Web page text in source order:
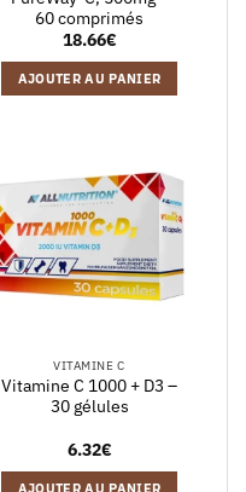
60 comprimés
18.66€
AJOUTER AU PANIER
VITAMINE C
Vitamine C 1000 + D3 –
30 gélules
6.32€
AJOUTER AU PANIER